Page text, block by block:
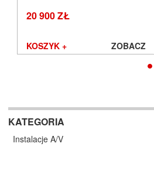
20 900 ZŁ
KOSZYK + ZOBACZ
KATEGORIA
Instalacje A/V